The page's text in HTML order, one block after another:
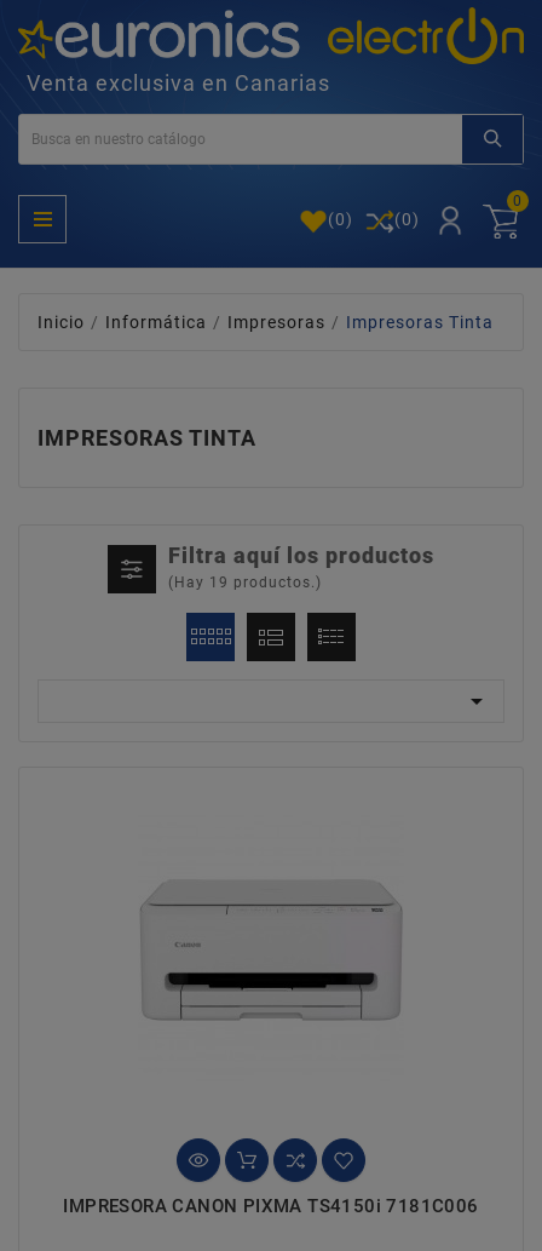
Venta exclusiva en Canarias
(0) (0)
0
Inicio Informática Impresoras Impresoras Tinta
IMPRESORAS TINTA
Filtra aquí los productos
(Hay 19 productos.)

IMPRESORA CANON PIXMA TS4150i 7181C006